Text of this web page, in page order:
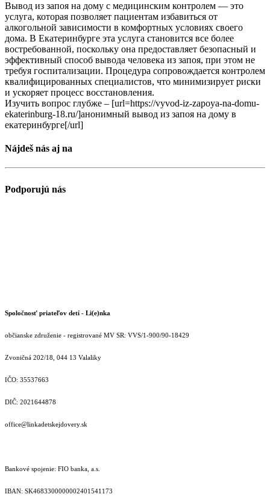
Вывод из запоя на дому с медицинским контролем — это
услуга, которая позволяет пациентам избавиться от
алкогольной зависимости в комфортных условиях своего
дома. В Екатеринбурге эта услуга становится все более
востребованной, поскольку она предоставляет безопасный и
эффективный способ вывода человека из запоя, при этом не
требуя госпитализации. Процедура сопровождается контролем
квалифицированных специалистов, что минимизирует риски
и ускоряет процесс восстановления.
Изучить вопрос глубже – [url=https://vyvod-iz-zapoya-na-domu-
ekaterinburg-18.ru/]анонимный вывод из запоя на дому в
екатеринбурге[/url]
Nájdeš nás aj na
Podporujú nás
Spoločnosť priateľov detí - Li(e)nka
občianske združenie - registrované MV SR: VVS/1-900/90-18429
Zvoničná 202/18, 044 13 Valaliky
IČO: 35537663
DIČ: 2021644878
office@linkadetskejdovery.sk
Bankové spojenie: FIO banka, a.s.
IBAN: SK46833000000­02401541173